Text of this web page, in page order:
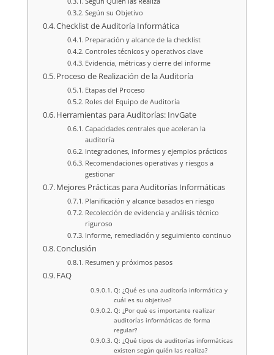
Según su Objetivo
Checklist de Auditoría Informática
Preparación y alcance de la checklist
Controles técnicos y operativos clave
Evidencia, métricas y cierre del informe
Proceso de Realización de la Auditoría
Etapas del Proceso
Roles del Equipo de Auditoría
Herramientas para Auditorías: InvGate
Capacidades centrales que aceleran la
auditoría
Integraciones, informes y ejemplos prácticos
Recomendaciones operativas y riesgos a
gestionar
Mejores Prácticas para Auditorías Informáticas
Planificación y alcance basados en riesgo
Recolección de evidencia y análisis técnico
riguroso
Informe, remediación y seguimiento continuo
Conclusión
Resumen y próximos pasos
FAQ
Q: ¿Qué es una auditoría informática y
cuál es su objetivo?
Q: ¿Por qué es importante realizar
auditorías informáticas de forma
regular?
Q: ¿Qué tipos de auditorías informáticas
existen según quién las realiza?